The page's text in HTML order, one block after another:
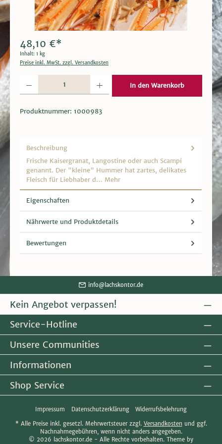
48,10 €*
Inhalt: 1 kg
Preise inkl. MwSt. zzgl. Versandkosten
Produkt Anzahl: Gib den gewünschten Wert ein oder benutze die Schaltflächen um
In den Warenkorb
Produktnummer: 1000983
Beschreibung
Frische Kaisergranat, Langostine oder auch Scampi
genannt. Der "kleine" Hummer hat zartes, delikates
Fleisch für Liebhaber d… Mehr
Eigenschaften
Nährwerte und Produktdetails
Bewertungen
info@lachskontor.de
Kein Angebot verpassen!
Service-Hotline
Unsere Communities
Informationen
Shop Service
Impressum Datenschutzerklärung Widerrufsbelehrung
* Alle Preise inkl. gesetzl. Mehrwertsteuer zzgl. Versandkosten und ggf.
Nachnahmegebühren, wenn nicht anders angegeben.
© 2026 lachskontor.de - Alle Rechte vorbehalten. Theme by